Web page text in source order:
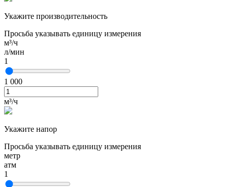
Укажите производительность
Просьба указывать единицу измерения
м³/ч
л/мин
1
1 000
м³/ч
Укажите напор
Просьба указывать единицу измерения
метр
атм
1